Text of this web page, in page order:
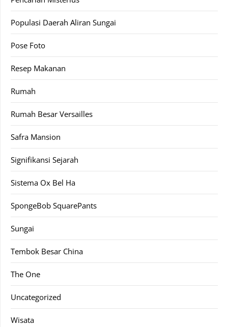
Populasi Daerah Aliran Sungai
Pose Foto
Resep Makanan
Rumah
Rumah Besar Versailles
Safra Mansion
Signifikansi Sejarah
Sistema Ox Bel Ha
SpongeBob SquarePants
Sungai
Tembok Besar China
The One
Uncategorized
Wisata